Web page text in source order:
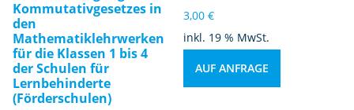
Kommutativgesetzes in
den
Mathematiklehrwerken
für die Klassen 1 bis 4
der Schulen für
Lernbehinderte
(Förderschulen)
3,00€
inkl. 19 % MwSt.
AUF ANFRAGE